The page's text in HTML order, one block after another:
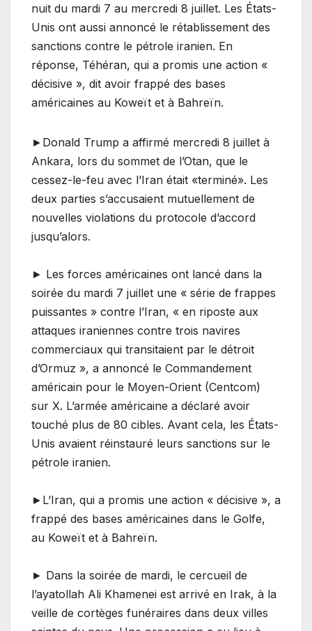
nuit du mardi 7 au mercredi 8 juillet. Les États-
Unis ont aussi annoncé le rétablissement des
sanctions contre le pétrole iranien. En
réponse, Téhéran, qui a promis une action «
décisive », dit avoir frappé des bases
américaines au Koweït et à Bahreïn.
►Donald Trump a affirmé mercredi 8 juillet à
Ankara, lors du sommet de l’Otan, que le
cessez-le-feu avec l’Iran était «terminé». Les
deux parties s’accusaient mutuellement de
nouvelles violations du protocole d’accord
jusqu’alors.
► Les forces américaines ont lancé dans la
soirée du mardi 7 juillet une « série de frappes
puissantes » contre l’Iran, « en riposte aux
attaques iraniennes contre trois navires
commerciaux qui transitaient par le détroit
d’Ormuz », a annoncé le Commandement
américain pour le Moyen-Orient (Centcom)
sur X. L’armée américaine a déclaré avoir
touché plus de 80 cibles. Avant cela, les États-
Unis avaient réinstauré leurs sanctions sur le
pétrole iranien.
►L’Iran, qui a promis une action « décisive », a
frappé des bases américaines dans le Golfe,
au Koweït et à Bahreïn.
► Dans la soirée de mardi, le cercueil de
l’ayatollah Ali Khamenei est arrivé en Irak, à la
veille de cortèges funéraires dans deux villes